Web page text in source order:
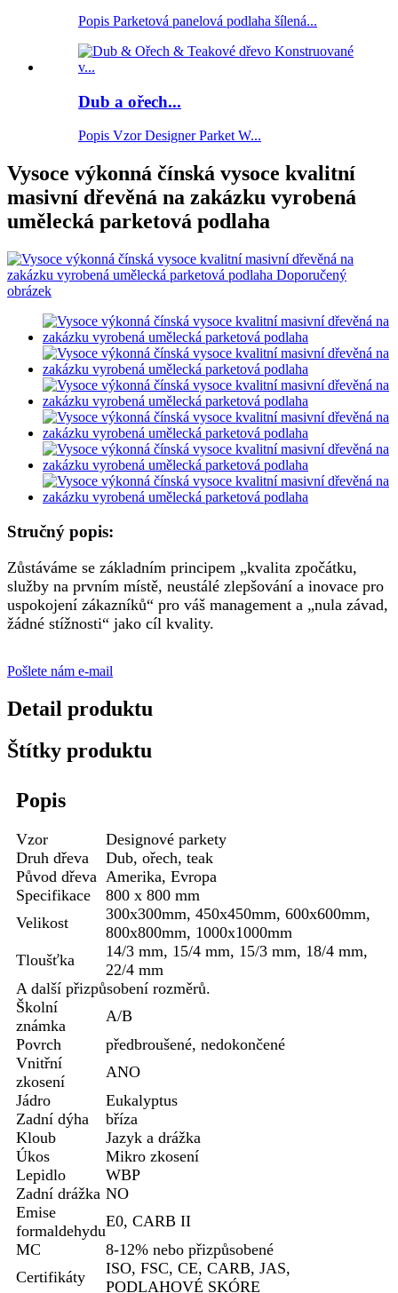
Popis Parketová panelová podlaha šílená...
Dub a ořech...
Popis Vzor Designer Parket W...
Vysoce výkonná čínská vysoce kvalitní
masivní dřevěná na zakázku vyrobená
umělecká parketová podlaha
Stručný popis:
Zůstáváme se základním principem „kvalita zpočátku,
služby na prvním místě, neustálé zlepšování a inovace pro
uspokojení zákazníků“ pro váš management a „nula závad,
žádné stížnosti“ jako cíl kvality.
Pošlete nám e-mail
Detail produktu
Štítky produktu
Popis
Vzor
Designové parkety
Druh dřeva
Dub, ořech, teak
Původ dřeva Amerika, Evropa
Specifikace
800 x 800 mm
Velikost
300x300mm, 450x450mm, 600x600mm,
800x800mm, 1000x1000mm
Tloušťka
14/3 mm, 15/4 mm, 15/3 mm, 18/4 mm,
22/4 mm
A další přizpůsobení rozměrů.
Školní
známka
A/B
Povrch
předbroušené, nedokončené
Vnitřní
zkosení
ANO
Jádro
Eukalyptus
Zadní dýha
bříza
Kloub
Jazyk a drážka
Úkos
Mikro zkosení
Lepidlo
WBP
Zadní drážka NO
Emise
formaldehydu
E0, CARB II
MC
8-12% nebo přizpůsobené
Certifikáty
ISO, FSC, CE, CARB, JAS,
PODLAHOVÉ SKÓRE